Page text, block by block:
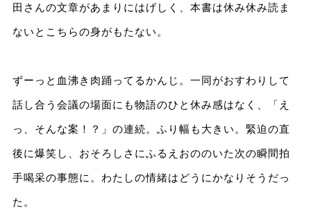
田さんの文章があまりにはげしく、本書は休み休み読ま
ないとこちらの身がもたない。
ずーっと血沸き肉踊ってるかんじ。一同がおすわりして
話し合う会議の場面にも物語のひと休み感はなく、「え
っ、そんな案！？」の連続。ふり幅も大きい。緊迫の直
後に爆笑し、おそろしさにふるえおののいた次の瞬間拍
手喝采の事態に。わたしの情緒はどうにかなりそうだっ
た。